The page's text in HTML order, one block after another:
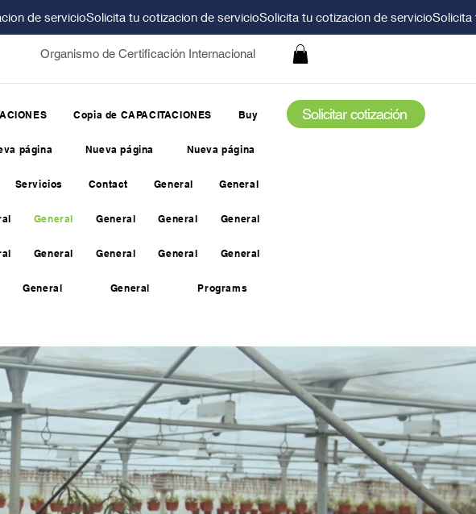
Organismo de Certificación Internacional
Copia de CAPACITACIONES Buy
página Nueva página Nueva página
Servicios Contact General General
General General General General
General General General General
General General Programs
Solicitar cotización